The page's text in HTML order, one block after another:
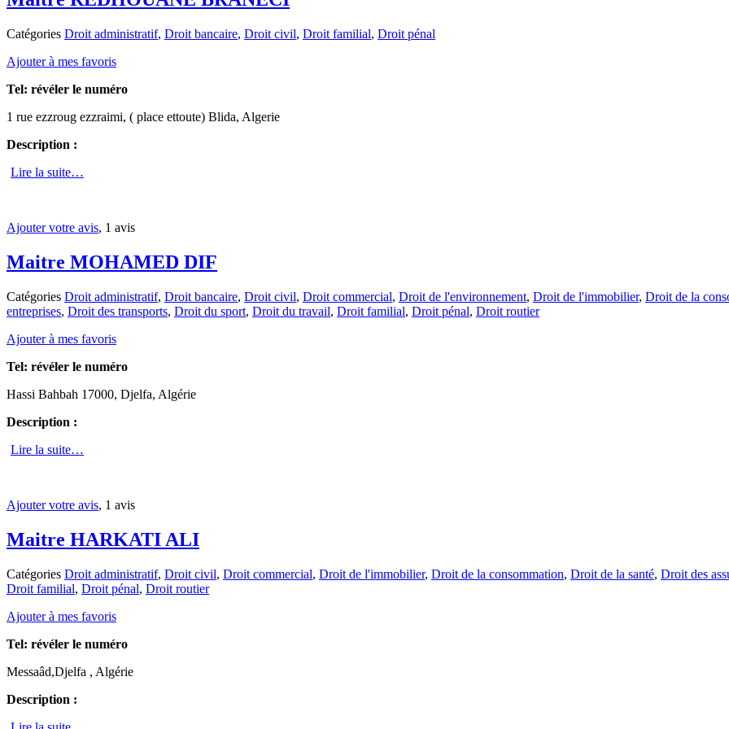
Catégories Droit administratif, Droit bancaire, Droit civil, Droit familial, Droit pénal
Ajouter à mes favoris
Tel: révéler le numéro
1 rue ezzroug ezzraimi, ( place ettoute) Blida, Algerie
Description :
Lire la suite…
Ajouter votre avis, 1 avis
Maitre MOHAMED DIF
Catégories Droit administratif, Droit bancaire, Droit civil, Droit commercial, Droit de l'environnement, Droit de l'immobilier, Droit de la
entreprises, Droit des transports, Droit du sport, Droit du travail, Droit familial, Droit pénal, Droit routier
Ajouter à mes favoris
Tel: révéler le numéro
Hassi Bahbah 17000, Djelfa, Algérie
Description :
Lire la suite…
Ajouter votre avis, 1 avis
Maitre HARKATI ALI
Catégories Droit administratif, Droit civil, Droit commercial, Droit de l'immobilier, Droit de la consommation, Droit de la santé, Droit des
Droit familial, Droit pénal, Droit routier
Ajouter à mes favoris
Tel: révéler le numéro
Messaâd,Djelfa , Algérie
Description :